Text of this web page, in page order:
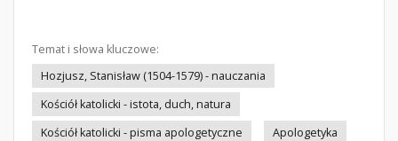
Temat i słowa kluczowe:
Hozjusz, Stanisław (1504-1579) - nauczania
Kościół katolicki - istota, duch, natura
Kościół katolicki - pisma apologetyczne
Apologetyka